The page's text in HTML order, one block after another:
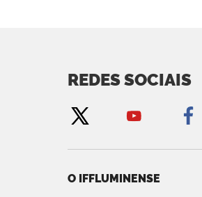
REDES SOCIAIS
O IFFLUMINENSE